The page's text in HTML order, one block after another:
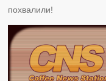
похвалили!